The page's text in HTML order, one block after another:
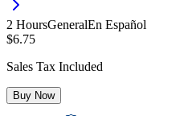
2 HoursGeneralEn Español
$6.75
Sales Tax Included
Buy Now